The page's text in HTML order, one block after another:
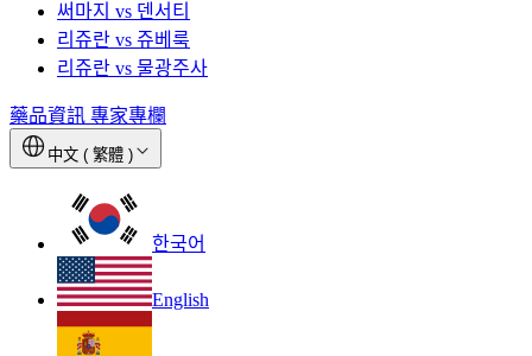
써마지 vs 덴서티
리쥬란 vs 쥬베룩
리쥬란 vs 물광주사
藥品資訊 專家專欄
中文 ( 繁體 )
한국어
English